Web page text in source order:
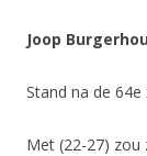
Joop
Stand na de 64e
Met (22-27) zou